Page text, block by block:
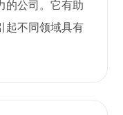
的公司。它有助
起不同领域具有